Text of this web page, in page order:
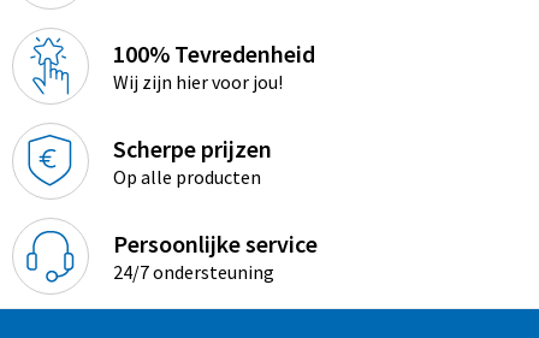
100% Tevredenheid
Wij zijn hier voor jou!
Scherpe prijzen
Op alle producten
Persoonlijke service
24/7 ondersteuning